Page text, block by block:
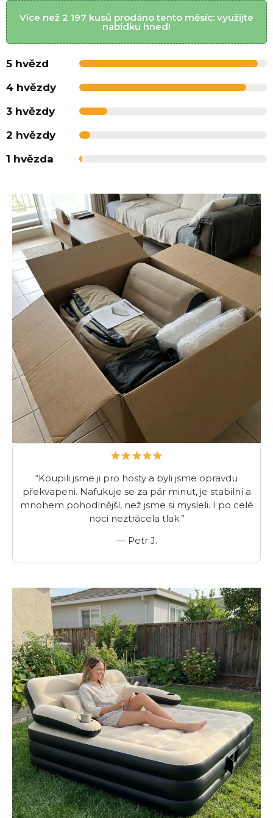
Více než 2 197 kusů prodáno tento měsíc: využijte
nabídku hned!
5 hvězd
4 hvězdy
3 hvězdy
2 hvězdy
1 hvězda
“Koupili jsme ji pro hosty a byli jsme opravdu
překvapeni. Nafukuje se za pár minut, je stabilní a
mnohem pohodlnější, než jsme si mysleli. I po celé
noci neztrácela tlak.”
— Petr J.